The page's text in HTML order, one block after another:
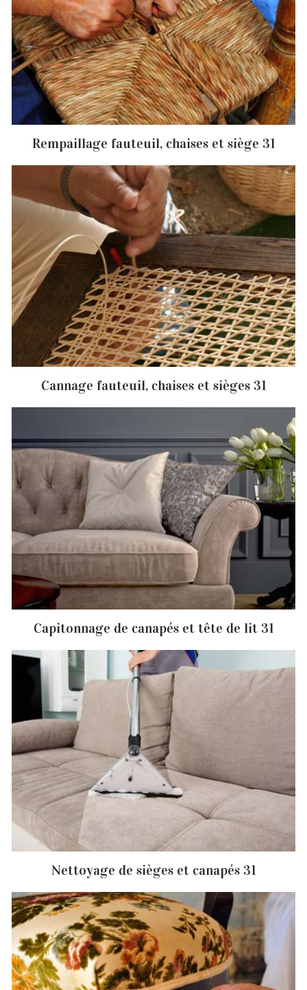
Rempaillage fauteuil, chaises et siège 31
Cannage fauteuil, chaises et sièges 31
Capitonnage de canapés et tête de lit 31
Nettoyage de sièges et canapés 31